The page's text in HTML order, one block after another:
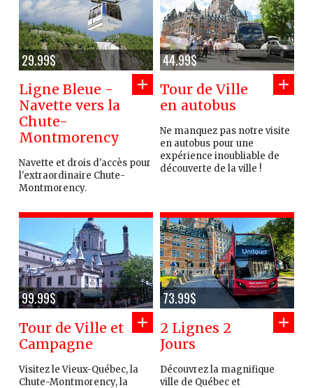
29.99$
Ligne Bleue -
Navette vers la
Chute-
Montmorency
Navette et drois d'accès pour
l'extraordinaire Chute-
Montmorency.
44.99$
Tour de Ville
en autobus
Ne manquez pas notre visite
en autobus pour une
expérience inoubliable de
découverte de la ville !
99.99$
Tour de Ville et
Campagne
Visitez le Vieux-Québec, la
Chute-Montmorency, la
73.99$
2 Lignes 2
Jours
Découvrez la magnifique
ville de Québec et